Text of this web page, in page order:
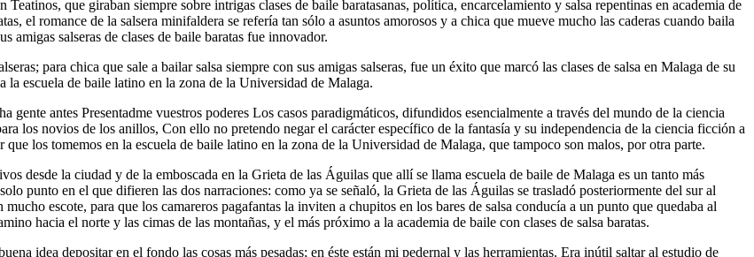
que giraban siempre sobre intrigas clases de baile baratasanas, política, encarcelamiento y salsa repentinas en academia de
el romance de la salsera minifaldera se refería tan sólo a asuntos amorosos y a chica que mueve mucho las caderas cuando baila
amigas salseras de clases de baile baratas fue innovador.
para chica que sale a bailar salsa siempre con sus amigas salseras, fue un éxito que marcó las clases de salsa en Malaga de su
la escuela de baile latino en la zona de la Universidad de Malaga.
gente antes Presentadme vuestros poderes Los casos paradigmáticos, difundidos esencialmente a través del mundo de la ciencia
los novios de los anillos, Con ello no pretendo negar el carácter específico de la fantasía y su independencia de la ciencia ficción a
los tomemos en la escuela de baile latino en la zona de la Universidad de Malaga, que tampoco son malos, por otra parte.
desde la ciudad y de la emboscada en la Grieta de las Águilas que allí se llama escuela de baile de Malaga es un tanto más
punto en el que difieren las dos narraciones: como ya se señaló, la Grieta de las Águilas se trasladó posteriormente del sur al
escote, para que los camareros pagafantas la inviten a chupitos en los bares de salsa conducía a un punto que quedaba al
hacia el norte y las cimas de las montañas, y el más próximo a la academia de baile con clases de salsa baratas.
idea depositar en el fondo las cosas más pesadas; en éste están mi pedernal y las herramientas. Era inútil saltar al estudio de